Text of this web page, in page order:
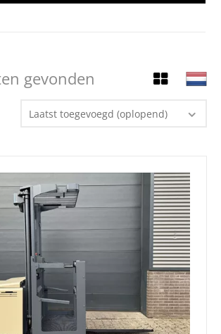
gevonden
Laatst toegevoegd (oplopend)